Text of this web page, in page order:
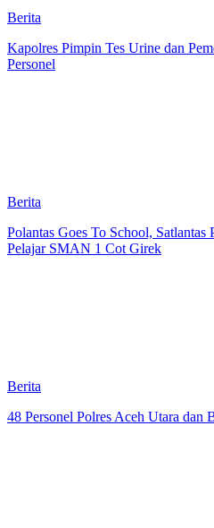
Berita
Kapolres Pimpin Tes Urine dan
Personel
Berita
Polantas Goes To School, Satlantas
Pelajar SMAN 1 Cot Girek
Berita
48 Personel Polres Aceh Utara dan